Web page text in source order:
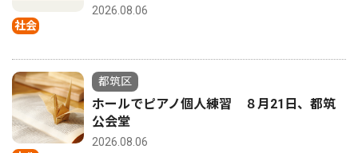
社会
2026.08.06
都筑区
ホールでピアノ個人練習 ８月21日、都筑
公会堂
2026.08.06